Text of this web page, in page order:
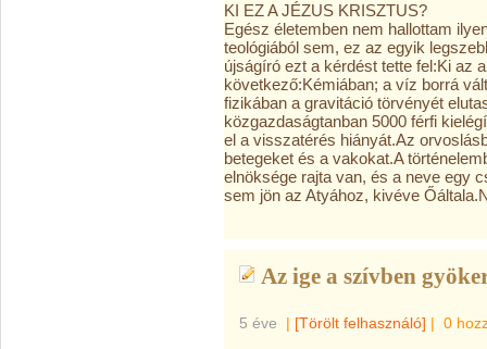
KI EZ A JÉZUS KRISZTUS?
Egész életemben nem hallottam
teológiából sem, ez az egyik
újságíró ezt a kérdést tette fel:Ki az
következő:Kémiában; a víz borrá
fizikában a gravitáció törvényét
közgazdaságtanban 5000 férfi
el a visszatérés hiányát.Az
betegeket és a vakokat.A
elnöksége rajta van, és a neve egy
sem jön az Atyához, kivéve
Az ige a szívben
5 éve | [Törölt felhasználó] | 0